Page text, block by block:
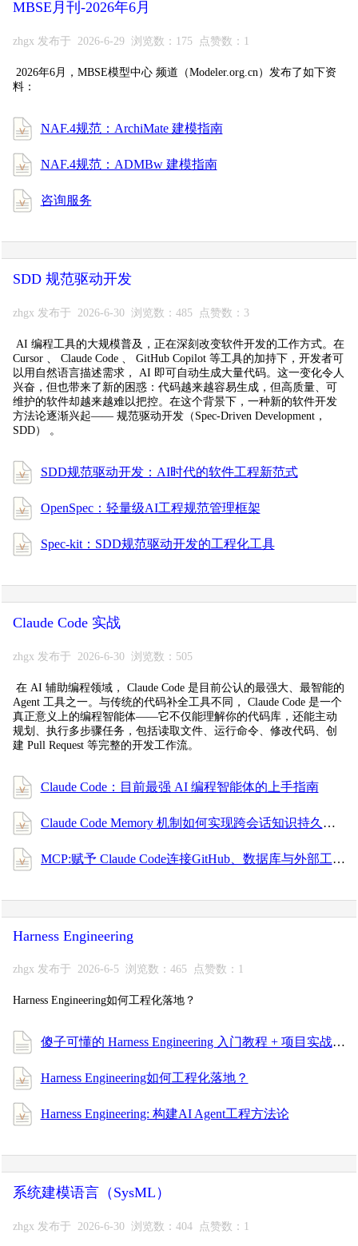
MBSE月刊-2026年6月
zhgx 发布于 2026-6-29 浏览数：175 点赞数：1
2026年6月，MBSE模型中心 频道（Modeler.org.cn）发布了如下资
料：
NAF.4规范：ArchiMate 建模指南
NAF.4规范：ADMBw 建模指南
咨询服务
SDD 规范驱动开发
zhgx 发布于 2026-6-30 浏览数：485 点赞数：3
AI 编程工具的大规模普及，正在深刻改变软件开发的工作方式。在
Cursor 、 Claude Code 、 GitHub Copilot 等工具的加持下，开发者可
以用自然语言描述需求， AI 即可自动生成大量代码。这一变化令人
兴奋，但也带来了新的困惑：代码越来越容易生成，但高质量、可
维护的软件却越来越难以把控。在这个背景下，一种新的软件开发
方法论逐渐兴起—— 规范驱动开发（Spec-Driven Development，
SDD） 。
SDD规范驱动开发：AI时代的软件工程新范式
OpenSpec：轻量级AI工程规范管理框架
Spec-kit：SDD规范驱动开发的工程化工具
Claude Code 实战
zhgx 发布于 2026-6-30 浏览数：505
在 AI 辅助编程领域， Claude Code 是目前公认的最强大、最智能的
Agent 工具之一。与传统的代码补全工具不同， Claude Code 是一个
真正意义上的编程智能体——它不仅能理解你的代码库，还能主动
规划、执行多步骤任务，包括读取文件、运行命令、修改代码、创
建 Pull Request 等完整的开发工作流。
Claude Code：目前最强 AI 编程智能体的上手指南
Claude Code Memory 机制如何实现跨会话知识持久化
MCP:赋予 Claude Code连接GitHub、数据库与外部工具
Harness Engineering
zhgx 发布于 2026-6-5 浏览数：465 点赞数：1
Harness Engineering如何工程化落地？
傻子可懂的 Harness Engineering 入门教程 + 项目实战，一次搞懂 AI 编程工程化！
Harness Engineering如何工程化落地？
Harness Engineering: 构建AI Agent工程方法论
系统建模语言（SysML）
zhgx 发布于 2026-6-30 浏览数：404 点赞数：1